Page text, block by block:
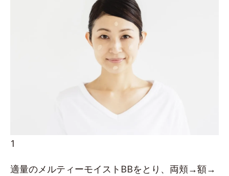
1
適量のメルティーモイストBBをとり、両頬→額→